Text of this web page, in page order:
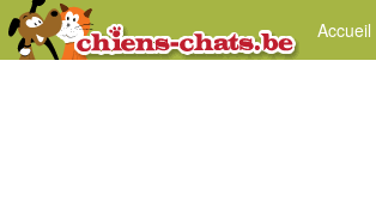
Accueil